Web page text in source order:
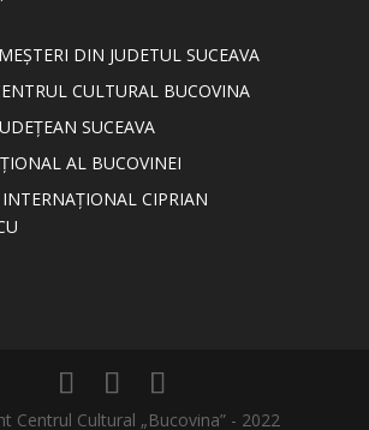
DIN JUDETUL SUCEAVA
CULTURAL BUCOVINA
SUCEAVA
AL BUCOVINEI
CIPRIAN
Centrul Cultural „Bucovina” - 2022